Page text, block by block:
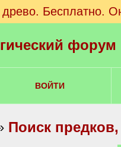
древо. Бесплатно.
ВОЙТИ
Поиск